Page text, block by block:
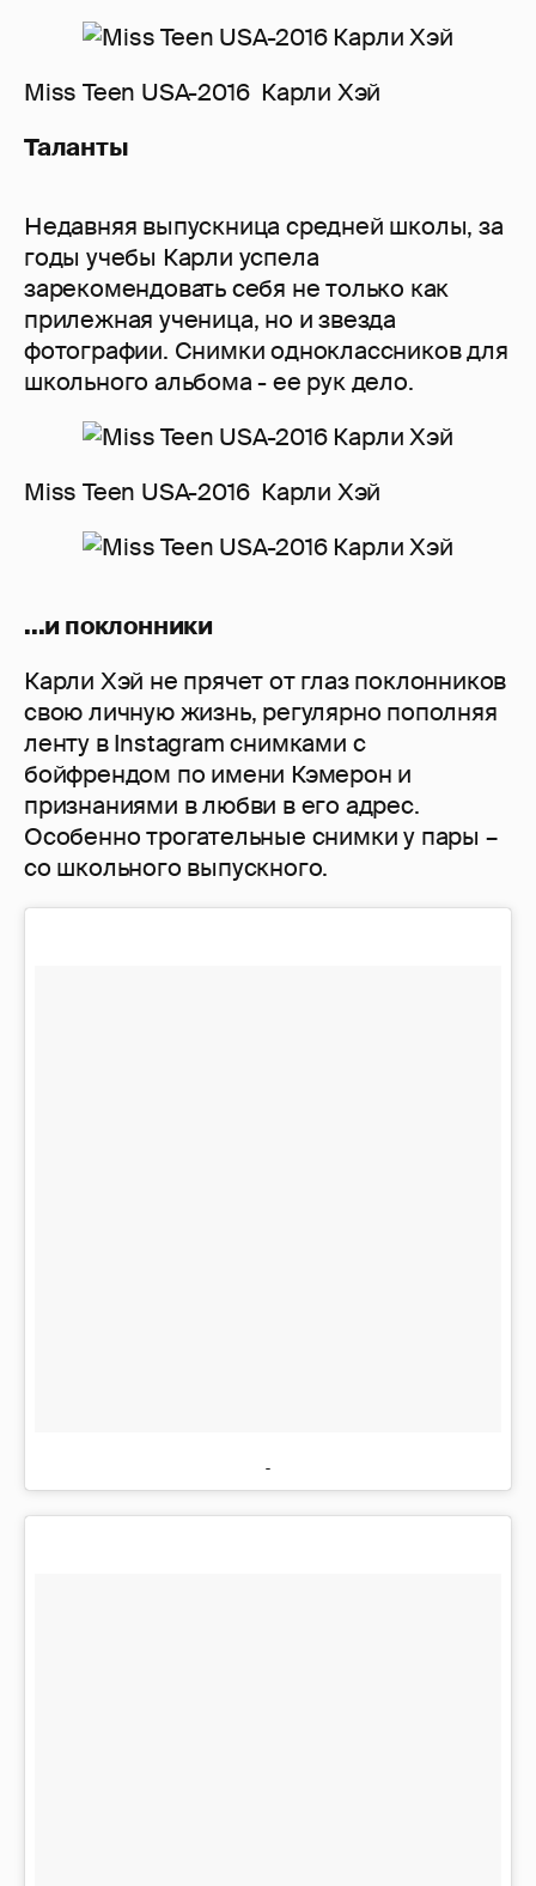
Miss Teen USA-2016 Карли Хэй
Таланты
Недавняя выпускница средней школы, за
годы учебы Карли успела
зарекомендовать себя не только как
прилежная ученица, но и звезда
фотографии. Снимки одноклассников для
школьного альбома - ее рук дело.
Miss Teen USA-2016 Карли Хэй
...и поклонники
Карли Хэй не прячет от глаз поклонников
свою личную жизнь, регулярно пополняя
ленту в Instagram снимками с
бойфрендом по имени Кэмерон и
признаниями в любви в его адрес.
Особенно трогательные снимки у пары –
со школьного выпускного.